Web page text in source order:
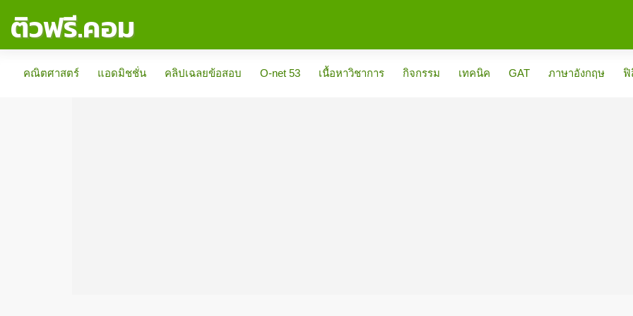
ติวฟรี.คอม
คณิตศาสตร์
แอดมิชชั่น คลิปเฉลยข้อสอบ O-net 53 เนื้อหาวิชาการ กิจกรรม เทคนิค GAT ภาษาอังกฤษ ฟิ